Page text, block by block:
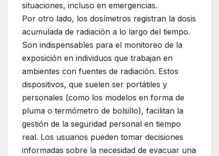
situaciones, incluso en emergencias.
Por otro lado, los dosímetros registran la dosis
acumulada de radiación a lo largo del tiempo.
Son indispensables para el monitoreo de la
exposición en individuos que trabajan en
ambientes con fuentes de radiación. Estos
dispositivos, que suelen ser portátiles y
personales (como los modelos en forma de
pluma o termómetro de bolsillo), facilitan la
gestión de la seguridad personal en tiempo
real. Los usuarios pueden tomar decisiones
informadas sobre la necesidad de evacuar una